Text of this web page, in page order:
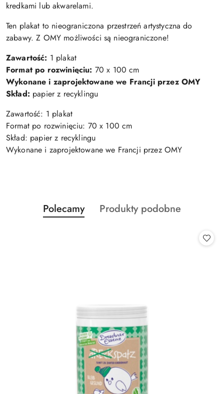
kredkami lub akwarelami.
Ten plakat to nieograniczona przestrzeń artystyczna do
zabawy. Z OMY możliwości są nieograniczone!
Zawartość: 1 plakat
Format po rozwinięciu: 70 x 100 cm
Wykonane i zaprojektowane we Francji przez OMY
Skład: papier z recyklingu
Zawartość: 1 plakat
Format po rozwinięciu: 70 x 100 cm
Skład: papier z recyklingu
Wykonane i zaprojektowane we Francji przez OMY
Pomiń karuzelę produktów
Produkty
o
Polecamy
Produkty
Produkty podobne